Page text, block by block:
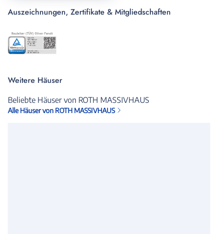
Auszeichnungen, Zertifikate & Mitgliedschaften
Weitere Häuser
Beliebte Häuser von ROTH MASSIVHAUS
Alle Häuser von ROTH MASSIVHAUS